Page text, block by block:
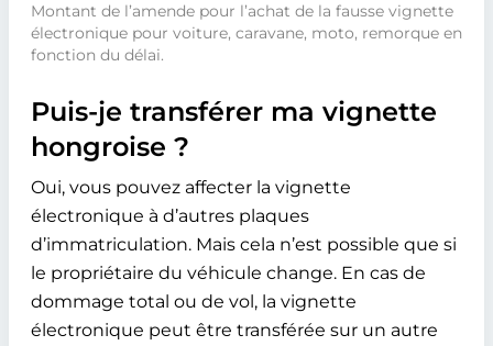
Montant de l’amende pour l’achat de la fausse vignette
électronique pour voiture, caravane, moto, remorque en
fonction du délai.
Puis-je transférer ma vignette
hongroise ?
Oui, vous pouvez affecter la vignette
électronique à d’autres plaques
d’immatriculation. Mais cela n’est possible que si
le propriétaire du véhicule change. En cas de
dommage total ou de vol, la vignette
électronique peut être transférée sur un autre